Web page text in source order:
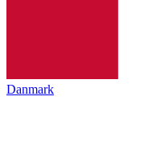
Danmark